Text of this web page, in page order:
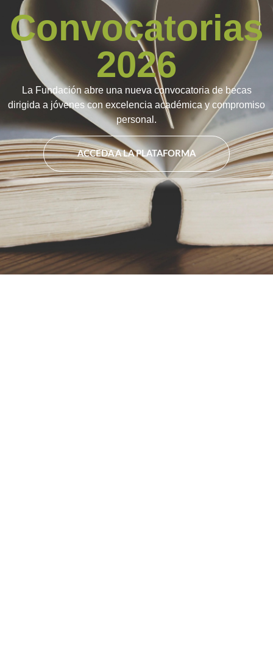
Convocatorias
2026
La Fundación abre una nueva convocatoria de becas
dirigida a jóvenes con excelencia académica y compromiso
personal.
ACCEDA A LA PLATAFORMA